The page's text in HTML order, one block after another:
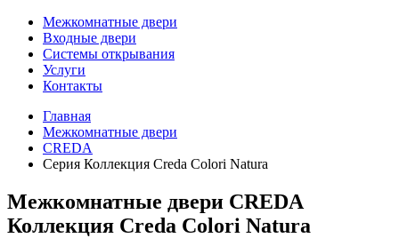
Межкомнатные двери
Входные двери
Системы открывания
Услуги
Контакты
Главная
Межкомнатные двери
CREDA
Серия Коллекция Creda Colori Natura
Межкомнатные двери CREDA
Коллекция Creda Colori Natura